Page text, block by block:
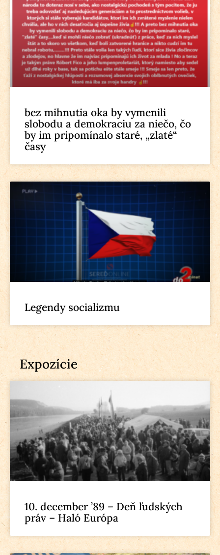
bez mihnutia oka by vymenili
slobodu a demokraciu za niečo, čo
by im pripomínalo staré, „zlaté“
časy
Legendy socializmu
Expozície
10. december ’89 – Deň ľudských
práv – Haló Európa